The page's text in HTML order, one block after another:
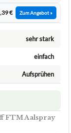
€ Zum Angebot »
sehr stark
einfach
Aufsprühen
FTM Aalspray